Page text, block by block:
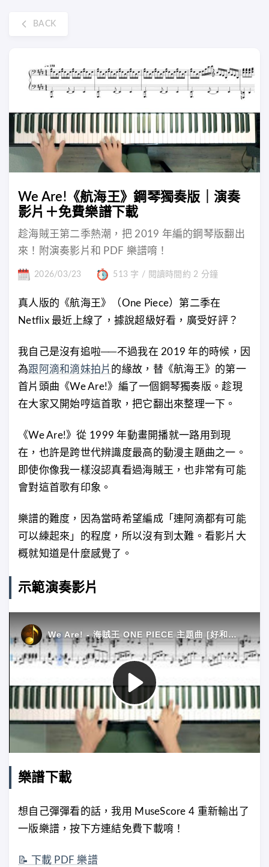
BACK
We Are!《航海王》鋼琴獨奏版｜演奏
影片＋免費樂譜下載
趁海賊王第二季熱潮，把 2019 年編的鋼琴版翻出
來！附演奏影片和 PDF 樂譜唷！
2026/03/23 513 字 / 閱讀時間約 2 分鐘
真人版的《航海王》（One Piece）第二季在
Netflix 最近上線了，據說超級好看，廣受好評？
我自己是沒有追啦──不過我在 2019 年的時候，因
為跟阿滴和滴妹拍片 的緣故，替《航海王》的第一
首片頭曲《We Are!》編了一個鋼琴獨奏版。趁現
在大家又開始哼這首歌，把它翻出來整理一下。
《We Are!》從 1999 年動畫開播就一路用到現
在，也許是跨世代辨識度最高的動漫主題曲之一。
即使你像我一樣沒認真看過海賊王，也非常有可能
會對這首歌有印象。
樂譜的難度，因為當時希望編成「連阿滴都有可能
可以練起來」的程度，所以沒有到太難。看影片大
概就知道是什麼感覺了。
示範演奏影片
樂譜下載
想自己彈彈看的話，我用 MuseScore 4 重新輸出了
一版樂譜，按下方連結免費下載唷！
📝 下載 PDF 樂譜